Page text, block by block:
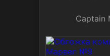
Captain